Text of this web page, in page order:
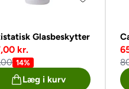
Glasbeskytter
kr.
14%
Læg i kurv